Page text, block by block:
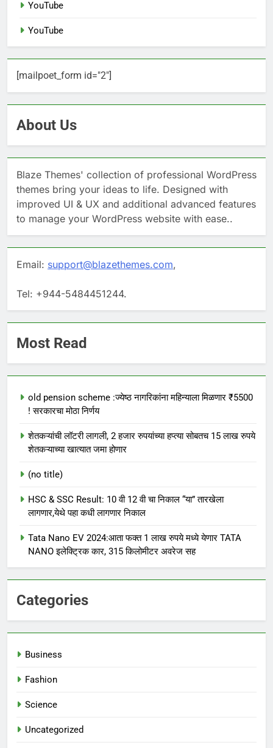
YouTube
YouTube
[mailpoet_form id="2"]
About Us
Blaze Themes' collection of professional WordPress
themes bring your ideas to life. Designed with
improved UI & UX and additional advanced features
to manage your WordPress website with ease..
Email: support@blazethemes.com,
Tel: +944-5484451244.
Most Read
old pension scheme :ज्येष्ठ नागरिकांना महिन्याला मिळणार ₹5500
! सरकारचा मोठा निर्णय
शेतकऱ्यांची लॉटरी लागली, 2 हजार रुपयांच्या हप्त्या सोबतच 15 लाख रुपये
शेतकऱ्याच्या खात्यात जमा होणार
(no title)
HSC & SSC Result: 10 वी 12 वी चा निकाल “या” तारखेला
लागणार,येथे पहा कधी लागणार निकाल
Tata Nano EV 2024:आता फक्त 1 लाख रुपये मध्ये येणार TATA
NANO इलेक्ट्रिक कार, 315 किलोमीटर अवरेज सह
Categories
Business
Fashion
Science
Uncategorized